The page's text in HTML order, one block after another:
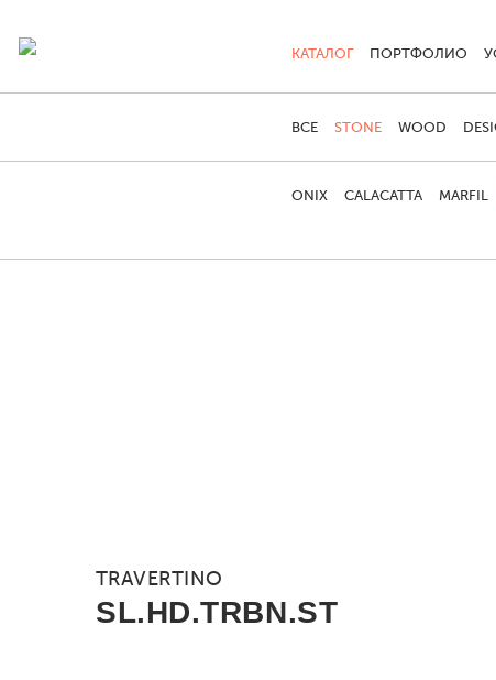
КАТАЛОГ
ВСЕ STONE
ONIX CALACATTA MARFIL
WOOD
ПОРТФОЛИО
TRAVERTINO
SL.HD.TRBN.ST